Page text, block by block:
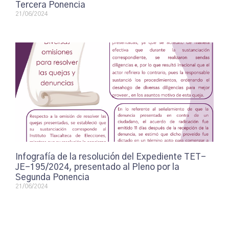
Tercera Ponencia
21/06/2024
Infografía de la resolución del Expediente TET-
JE-195/2024, presentado al Pleno por la
Segunda Ponencia
21/06/2024